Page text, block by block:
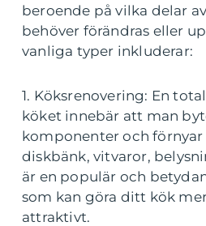
beroende på vilka delar
behöver förändras eller
vanliga typer inkluderar:
1. Köksrenovering: En
köket innebär att man
komponenter och förnyar
diskbänk, vitvaror,
är en populär och
som kan göra ditt kök
attraktivt.